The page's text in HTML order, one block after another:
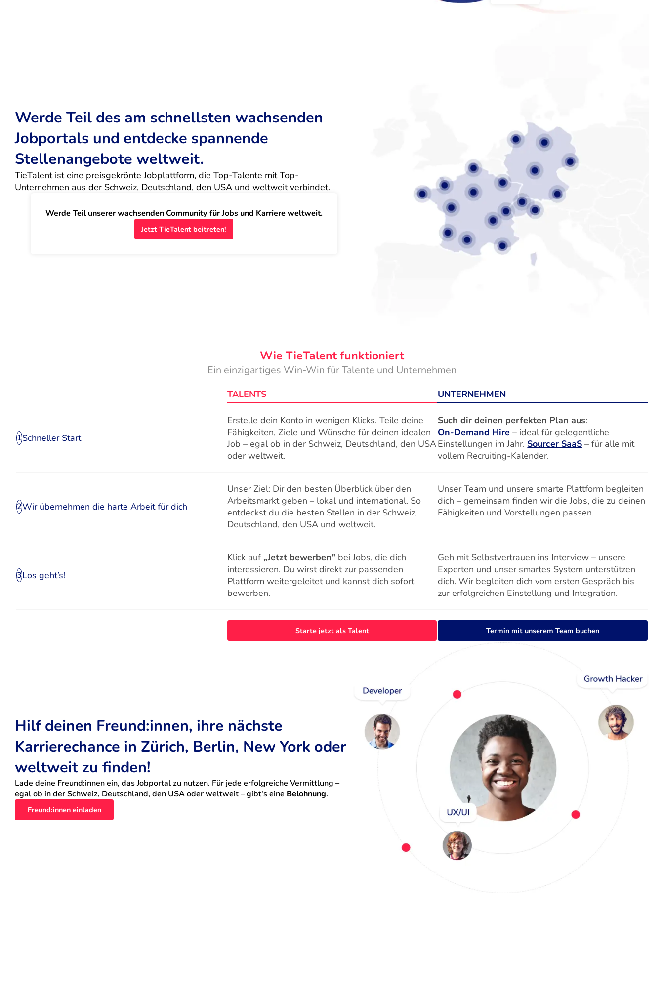
Werde Teil des am schnellsten wachsenden
Jobportals und entdecke spannende
Stellenangebote weltweit.
TieTalent ist eine preisgekrönte Jobplattform, die Top-Talente mit Top-
Unternehmen aus der Schweiz, Deutschland, den USA und weltweit verbindet.
Werde Teil unserer wachsenden Community für Jobs und Karriere weltweit.
Jetzt TieTalent beitreten!
Wie TieTalent funktioniert
Ein einzigartiges Win-Win für Talente und Unternehmen
TALENTS UNTERNEHMEN
1Schneller Start
Erstelle dein Konto in wenigen Klicks. Teile deine
Fähigkeiten, Ziele und Wünsche für deinen idealen
Job – egal ob in der Schweiz, Deutschland, den USA
oder weltweit.
Such dir deinen perfekten Plan aus:
On-Demand Hire – ideal für gelegentliche
Einstellungen im Jahr. Sourcer SaaS – für alle mit
vollem Recruiting-Kalender.
2Wir übernehmen die harte Arbeit für dich
Unser Ziel: Dir den besten Überblick über den
Arbeitsmarkt geben – lokal und international. So
entdeckst du die besten Stellen in der Schweiz,
Deutschland, den USA und weltweit.
Unser Team und unsere smarte Plattform begleiten
dich – gemeinsam finden wir die Jobs, die zu deinen
Fähigkeiten und Vorstellungen passen.
3Los geht’s!
Klick auf „Jetzt bewerben" bei Jobs, die dich
interessieren. Du wirst direkt zur passenden
Plattform weitergeleitet und kannst dich sofort
bewerben.
Geh mit Selbstvertrauen ins Interview – unsere
Experten und unser smartes System unterstützen
dich. Wir begleiten dich vom ersten Gespräch bis
zur erfolgreichen Einstellung und Integration.
Starte jetzt als Talent Termin mit unserem Team buchen
Hilf deinen Freund:innen, ihre nächste
Karrierechance in Zürich, Berlin, New York oder
weltweit zu finden!
Lade deine Freund:innen ein, das Jobportal zu nutzen. Für jede erfolgreiche Vermittlung –
egal ob in der Schweiz, Deutschland, den USA oder weltweit – gibt's eine Belohnung.
Freund:innen einladen